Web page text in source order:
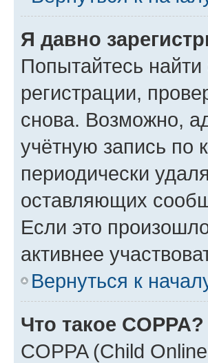
Я давно
Попытайтесь
регистрации,
снова. Возможно,
учётную запись по
периодически
оставляющих
Если это
активнее
Вернуться к
Что такое COPPA?
COPPA (Child